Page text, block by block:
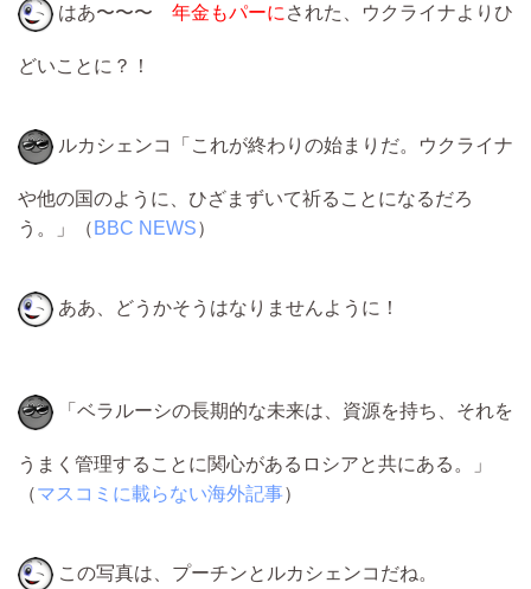
はあ〜〜〜 年金もパーに された、ウクライナよりひ
どいことに？！
ルカシェンコ「これが終わりの始まりだ。ウクライナ
や他の国のように、ひざまずいて祈ることになるだろ
う。」（ BBC NEWS）
ああ、どうかそうはなりませんように！
「ベラルーシの長期的な未来は、資源を持ち、それを
うまく管理することに関心があるロシアと共にある。」
（マスコミに載らない海外記事）
この写真は、プーチンとルカシェンコだね。